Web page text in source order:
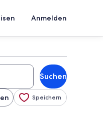
Anmelden
Suchen
Speichern